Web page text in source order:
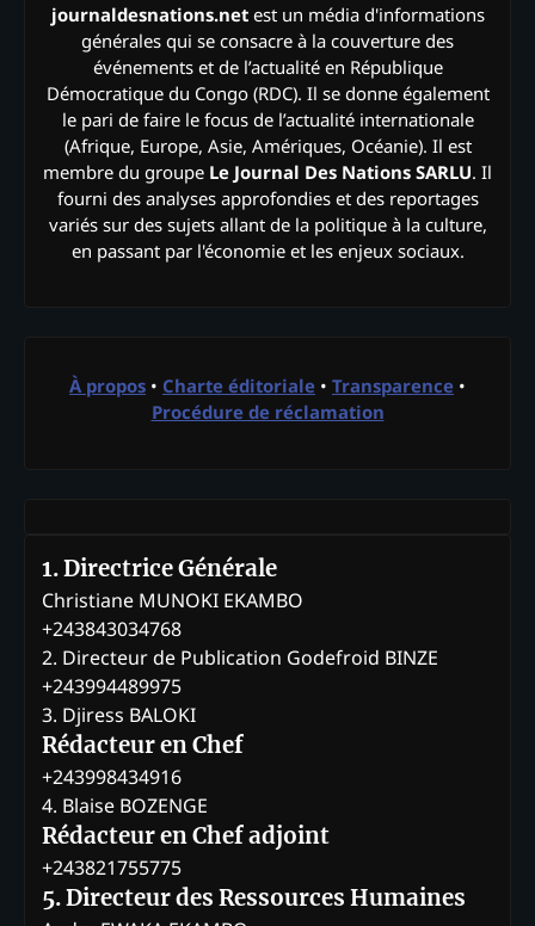
journaldesnations.netest un média d'informations
générales qui se consacre à la couverture des
événements et de l’actualité en République
Démocratique du Congo (RDC). Il se donne également
le pari de faire le focus de l’actualité internationale
(Afrique, Europe, Asie, Amériques, Océanie). Il est
membre du groupe Le Journal Des Nations SARLU. Il
fourni des analyses approfondies et des reportages
variés sur des sujets allant de la politique à la culture,
en passant par l'économie et les enjeux sociaux.
À propos • Charte éditoriale • Transparence •
Procédure de réclamation
1. Directrice Générale
Christiane MUNOKI EKAMBO
+243843034768
2. Directeur de Publication Godefroid BINZE
+243994489975
3. Djiress BALOKI
Rédacteur en Chef
+243998434916
4. Blaise BOZENGE
Rédacteur en Chef adjoint
+243821755775
5. Directeur des Ressources Humaines